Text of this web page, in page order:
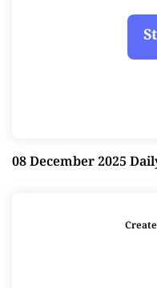
08 December 2025